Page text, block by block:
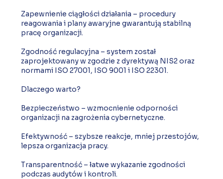
Zapewnienie ciągłości działania – procedury
reagowania i plany awaryjne gwarantują stabilną
pracę organizacji.
Zgodność regulacyjna – system został
zaprojektowany w zgodzie z dyrektywą NIS2 oraz
normami ISO 27001, ISO 9001 i ISO 22301.
Dlaczego warto?
Bezpieczeństwo – wzmocnienie odporności
organizacji na zagrożenia cybernetyczne.
Efektywność – szybsze reakcje, mniej przestojów,
lepsza organizacja pracy.
Transparentność – łatwe wykazanie zgodności
podczas audytów i kontroli.